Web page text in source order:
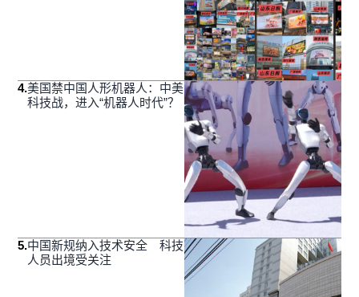
4.美国禁中国人形机器人：中美
科技战，进入“机器人时代”？
5.中国新规纳入技术安全 科技
人员出境受关注